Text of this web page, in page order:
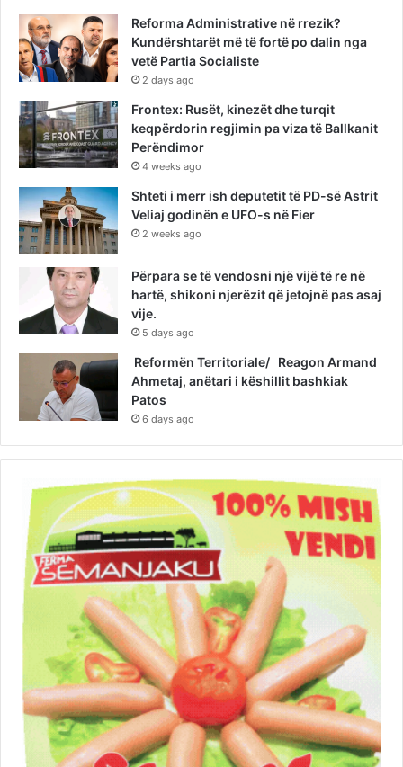
Reforma Administrative në rrezik?
Kundërshtarët më të fortë po dalin nga
vetë Partia Socialiste
2 days ago
Frontex: Rusët, kinezët dhe turqit
keqpërdorin regjimin pa viza të Ballkanit
Perëndimor
4 weeks ago
Shteti i merr ish deputetit të PD-së Astrit
Veliaj godinën e UFO-s në Fier
2 weeks ago
Përpara se të vendosni një vijë të re në
hartë, shikoni njerëzit që jetojnë pas asaj
vije.
5 days ago
Reformën Territoriale/ Reagon Armand
Ahmetaj, anëtari i këshillit bashkiak
Patos
6 days ago